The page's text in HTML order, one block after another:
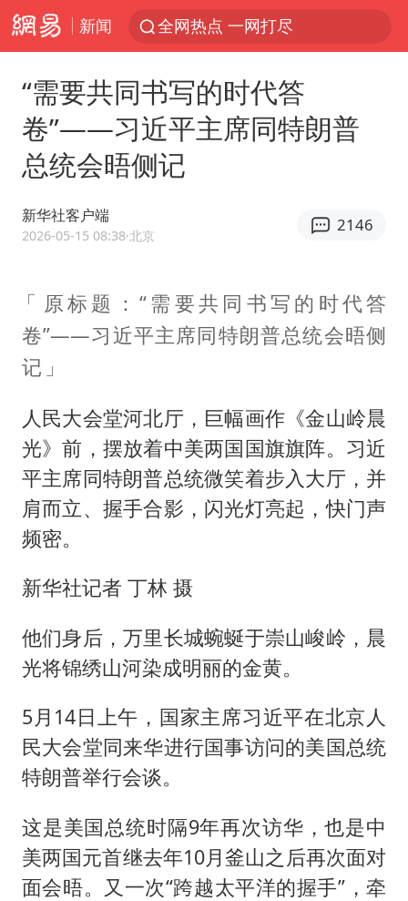
新闻 全网热点 一网打尽
“需要共同书写的时代答
卷”——习近平主席同特朗普
总统会晤侧记
新华社客户端
2026-05-15 08:38·北京
2146
原标题：“需要共同书写的时代答
卷”——习近平主席同特朗普总统会晤侧
记
人民大会堂河北厅，巨幅画作《金山岭晨
光》前，摆放着中美两国国旗旗阵。习近
平主席同特朗普总统微笑着步入大厅，并
肩而立、握手合影，闪光灯亮起，快门声
频密。
新华社记者 丁林 摄
他们身后，万里长城蜿蜒于崇山峻岭，晨
光将锦绣山河染成明丽的金黄。
5月14日上午，国家主席习近平在北京人
民大会堂同来华进行国事访问的美国总统
特朗普举行会谈。
这是美国总统时隔9年再次访华，也是中
美两国元首继去年10月釜山之后再次面对
面会晤。又一次“跨越太平洋的握手”，牵